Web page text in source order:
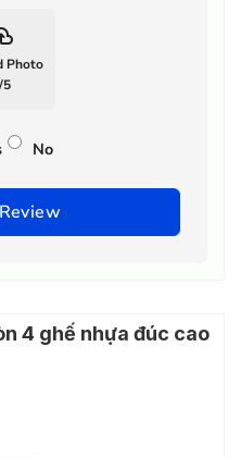
Photo
5
No
4 ghế nhựa đúc cao